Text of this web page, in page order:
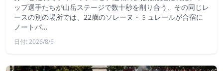
ップ選手たちが山岳ステージで数十秒を削り合う、その同じレ
ースの別の場所では、22歳のソレーヌ・ミュレールが合宿に
ノートパ…
日付: 2026/8/6